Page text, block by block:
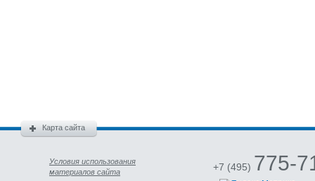
Карта сайта
Условия использования
материалов сайта
+7 (495) 775-